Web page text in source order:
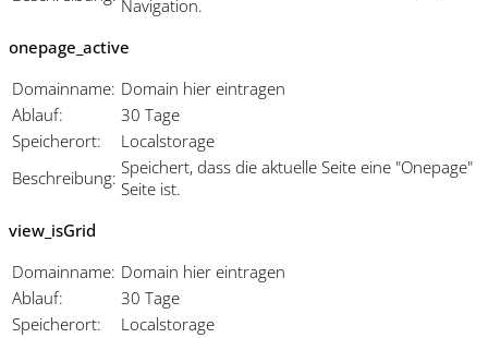
Navigation.
onepage_active
Domainname: Domain hier eintragen
Ablauf:
30 Tage
Speicherort:
Localstorage
Beschreibung: Speichert, dass die aktuelle Seite eine "Onepage"
Seite ist.
view_isGrid
Domainname: Domain hier eintragen
Ablauf:
30 Tage
Speicherort:
Localstorage